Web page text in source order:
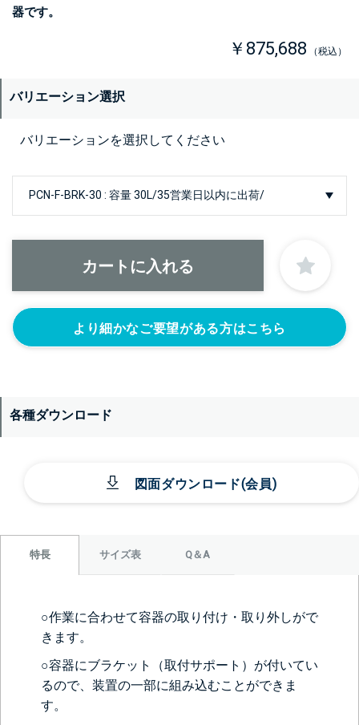
器です。
￥875,688 （税込）
バリエーション選択
バリエーションを選択してください
より細かなご要望がある方はこちら
各種ダウンロード
図面ダウンロード(会員)
特長 サイズ表 Q＆A
○作業に合わせて容器の取り付け・取り外しがで
きます。
○容器にブラケット（取付サポート）が付いてい
るので、装置の一部に組み込むことができま
す。